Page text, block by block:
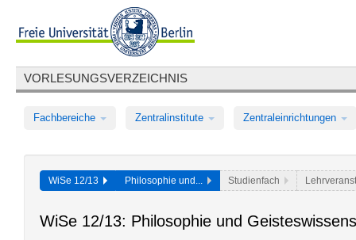
VORLESUNGSVERZEICHNIS
Fachbereiche Zentralinstitute Zentraleinrichtungen
WiSe 12/13 Philosophie und... Studienfach
WiSe 12/13: Philosophie und